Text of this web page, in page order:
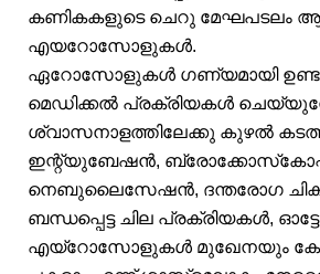
കണികകളുടെ ചെറു മേഘപടലം
എയറോസോളുകൾ.
ഏറോസോളുകൾ ഗണ്യമായി
മെഡിക്കൽ പ്രക്രിയകൾ
ശ്വാസനാളത്തിലേക്കു കുഴൽ
ഇന്റ്യുബേഷൻ,
നെബുലൈസേഷൻ, ദന്തരോഗ
ബന്ധപ്പെട്ട ചില പ്രക്രിയകൾ,
എയ്റോസോളുകൾ മുഖേനയും